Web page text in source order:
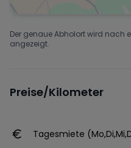
Der genaue Abholort wird nach
angezeigt.
Preise/Kilometer
Tagesmiete